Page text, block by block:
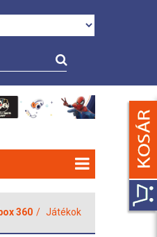
360 Játékok